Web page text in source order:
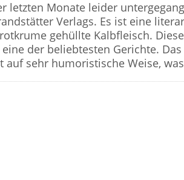
letzten Monate leider
Verlags. Es ist eine
gehüllte Kalbfleisch.
der beliebtesten Gerichte.
auf sehr humoristische Weise,